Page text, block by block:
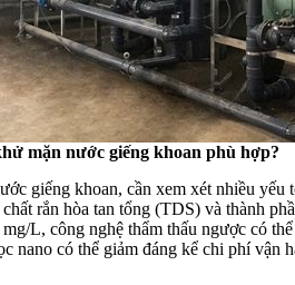
mặn nước giếng khoan phù hợp?
giếng khoan, cần xem xét nhiều yếu
rắn hòa tan tổng (TDS) và thành
L, công nghệ thẩm thấu ngược có
nano có thể giảm đáng kể chi phí vận